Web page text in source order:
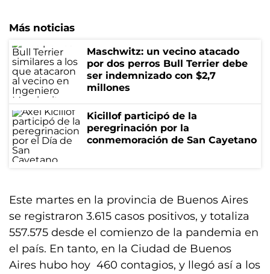
Más noticias
Maschwitz: un vecino atacado
por dos perros Bull Terrier debe
ser indemnizado con $2,7
millones
Kicillof participó de la
peregrinación por la
conmemoración de San Cayetano
Este martes en la provincia de Buenos Aires
se registraron 3.615 casos positivos, y totaliza
557.575 desde el comienzo de la pandemia en
el país. En tanto, en la Ciudad de Buenos
Aires hubo hoy 460 contagios, y llegó así a los